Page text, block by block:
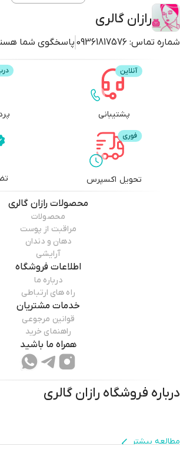
رازان گالری
شماره تماس: 09361817576 پاسخگوی شما
پشتیبانی
تحویل اکسپرس
محصولات رازان گالری
محصولات
مراقبت از پوست
دهان و دندان
آرایشی
اطلاعات فروشگاه
درباره ما
راه های ارتباطی
خدمات مشتریان
قوانین مرجوعی
راهنمای خرید
همراه ما باشید
درباره فروشگاه رازان گالری
مطالعه بیشتر